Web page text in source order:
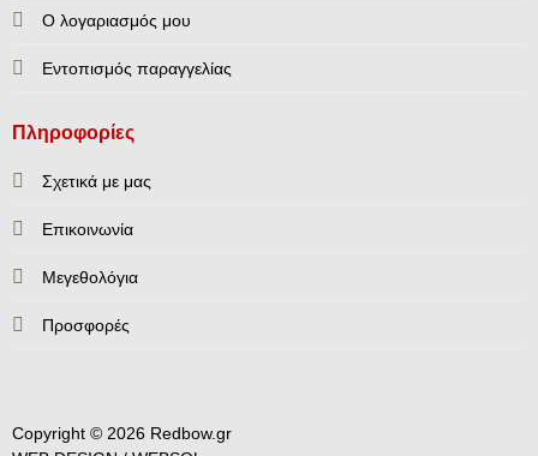
Ο λογαριασμός μου
Εντοπισμός παραγγελίας
Πληροφορίες
Σχετικά με μας
Επικοινωνία
Mεγεθολόγια
Προσφορές
Copyright © 2026 Redbow.gr